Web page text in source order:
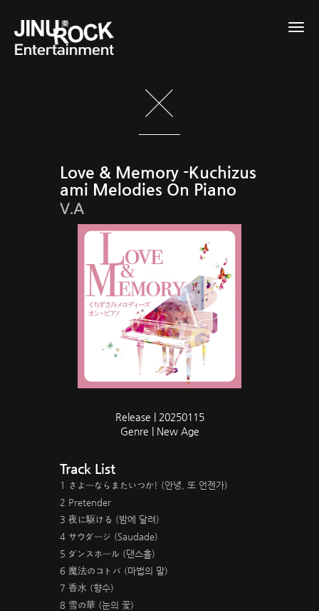
Love & Memory -Kuchizus
ami Melodies On Piano
V.A
Release | 20250115
Genre | New Age
Track List
1 さよーならまたいつか! (안녕, 또 언젠가)
2 Pretender
3 夜に駆ける (밤에 달려)
4 サウダージ (Saudade)
5 ダンスホール (댄스홀)
6 魔法のコトバ (마법의 말)
7 香水 (향수)
8 雪の華 (눈의 꽃)